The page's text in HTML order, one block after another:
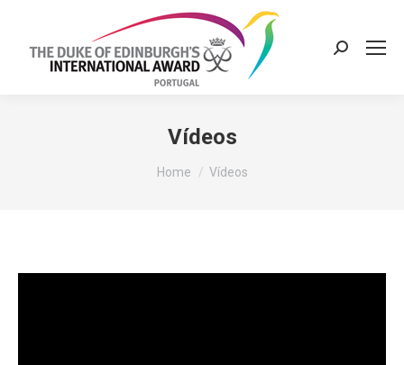
Search:
Vídeos
You are here:
Home Vídeos